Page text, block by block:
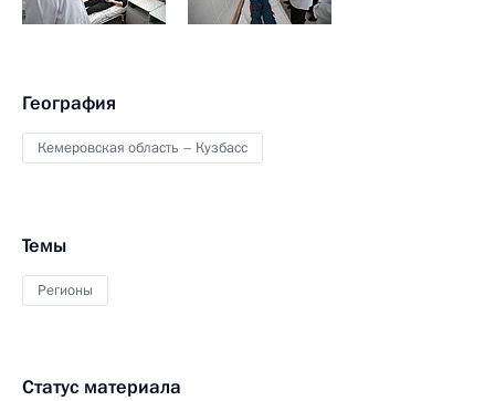
География
Кемеровская область – Кузбасс
Темы
Регионы
Статус материала